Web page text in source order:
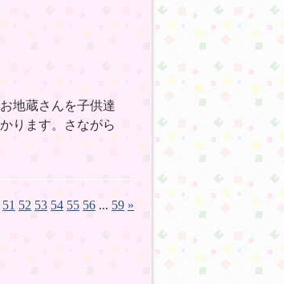
地蔵さんを子供達
ります。さながら
51 52 53 54 55 56 ... 59 »